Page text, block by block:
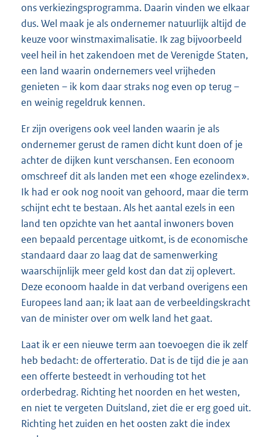
ons verkiezingsprogramma. Daarin vinden we elkaar
dus. Wel maak je als ondernemer natuurlijk altijd de
keuze voor winstmaximalisatie. Ik zag bijvoorbeeld
veel heil in het zakendoen met de Verenigde Staten,
een land waarin ondernemers veel vrijheden
genieten – ik kom daar straks nog even op terug –
en weinig regeldruk kennen.
Er zijn overigens ook veel landen waarin je als
ondernemer gerust de ramen dicht kunt doen of je
achter de dijken kunt verschansen. Een econoom
omschreef dit als landen met een «hoge ezelindex».
Ik had er ook nog nooit van gehoord, maar die term
schijnt echt te bestaan. Als het aantal ezels in een
land ten opzichte van het aantal inwoners boven
een bepaald percentage uitkomt, is de economische
standaard daar zo laag dat de samenwerking
waarschijnlijk meer geld kost dan dat zij oplevert.
Deze econoom haalde in dat verband overigens een
Europees land aan; ik laat aan de verbeeldingskracht
van de minister over om welk land het gaat.
Laat ik er een nieuwe term aan toevoegen die ik zelf
heb bedacht: de offerteratio. Dat is de tijd die je aan
een offerte besteedt in verhouding tot het
orderbedrag. Richting het noorden en het westen,
en niet te vergeten Duitsland, ziet die er erg goed uit.
Richting het zuiden en het oosten zakt die index